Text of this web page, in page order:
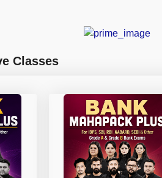
Classes